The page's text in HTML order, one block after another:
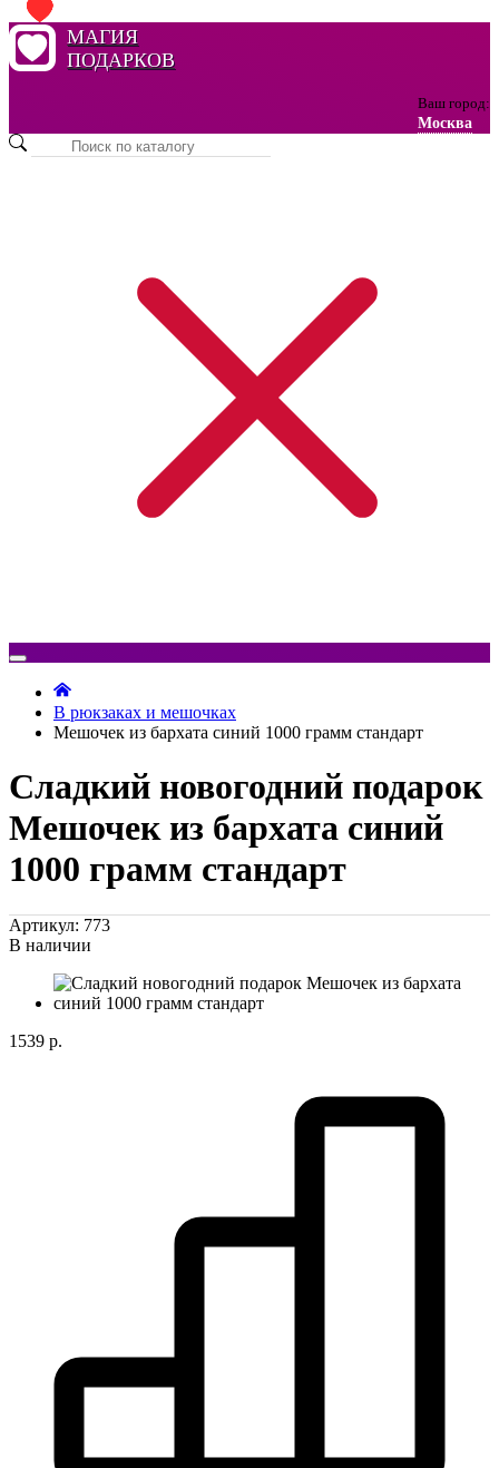
МАГИЯ
ПОДАРКОВ
Ваш город:
Москва
В рюкзаках и мешочках
Мешочек из бархата синий 1000 грамм стандарт
Сладкий новогодний подарок
Мешочек из бархата синий
1000 грамм стандарт
Артикул: 773
В наличии
1539 р.